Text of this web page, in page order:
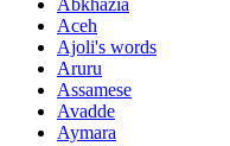
Abkhazia
Aceh
Ajoli's words
Aruru
Assamese
Avadde
Aymara